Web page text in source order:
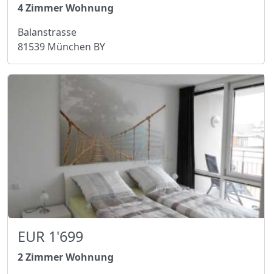
4 Zimmer Wohnung
Balanstrasse
81539 München BY
EUR 1'699
2 Zimmer Wohnung